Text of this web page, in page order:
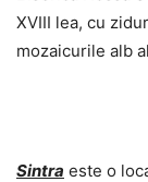
XVIII lea, cu
mozaicurile alb
Sintra este o